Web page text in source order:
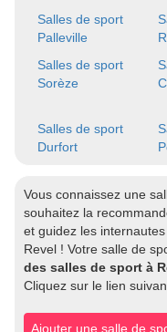
Salles de sport
Palleville
Salles de sport
Sorèze
Salles de sport
Durfort
Vous connaissez une
souhaitez la
et guidez les
Revel ! Votre salle de
des salles de sport à
Cliquez sur le lien
Ajouter une salle de